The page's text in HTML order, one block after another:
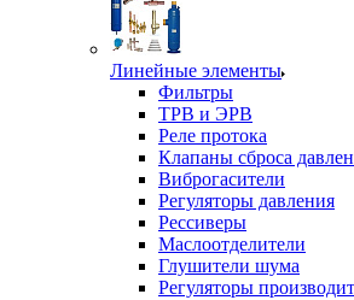
Линейные элементы
Фильтры
ТРВ и ЭРВ
Реле протока
Клапаны сброса
Виброгасители
Регуляторы давления
Рессиверы
Маслоотделители
Глушители шума
Регуляторы